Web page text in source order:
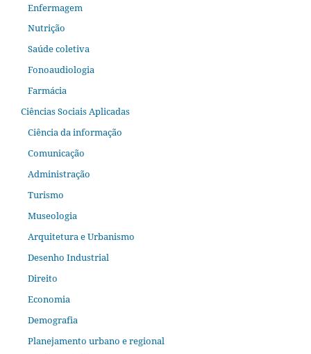
Enfermagem
Nutrição
Saúde coletiva
Fonoaudiologia
Farmácia
Ciências Sociais Aplicadas
Ciência da informação
Comunicação
Administração
Turismo
Museologia
Arquitetura e Urbanismo
Desenho Industrial
Direito
Economia
Demografia
Planejamento urbano e regional